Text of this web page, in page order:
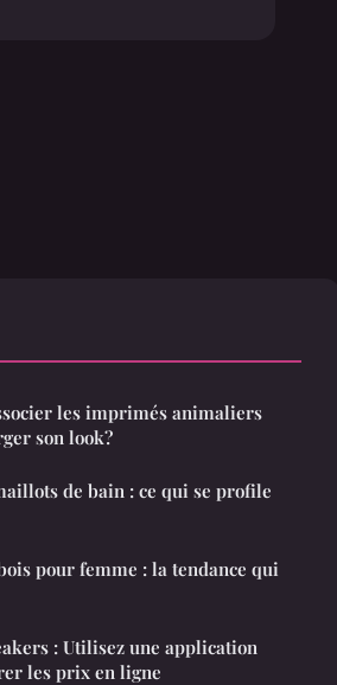
les imprimés animaliers
son look?
de bain : ce qui se profile
pour femme : la tendance qui
: Utilisez une application
les prix en ligne